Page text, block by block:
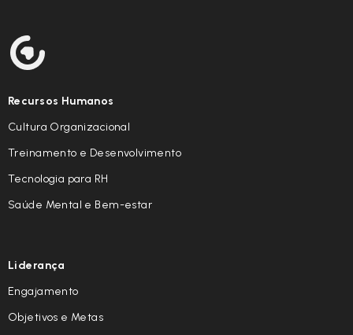
Recursos Humanos
Cultura Organizacional
Treinamento e Desenvolvimento
Tecnologia para RH
Saúde Mental e Bem-estar
Liderança
Engajamento
Objetivos e Metas